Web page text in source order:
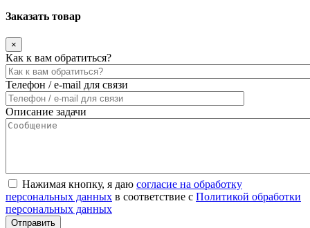
Заказать товар
×
Как к вам обратиться?
Телефон / e-mail для связи
Описание задачи
Нажимая кнопку, я даю согласие на обработку
персональных данных в соответствие с Политикой обработки
персональных данных